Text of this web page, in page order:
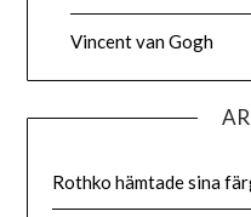
Vincent van Gogh
Rothko hämtade sina